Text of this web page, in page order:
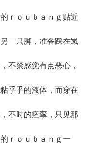
ｒｏｕｂａｎｇ贴近
一只脚，准备踩在岚
不禁感觉有点恶心，
乎乎的液体，而穿在
不时的痉挛，只见那
ｒｏｕｂａｎｇ一